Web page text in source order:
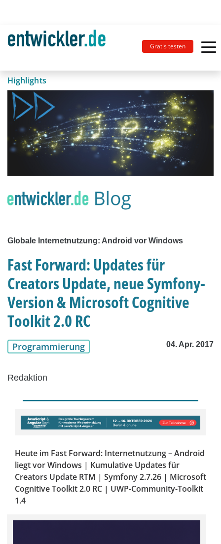
Gratis testen
Highlights
Globale Internetnutzung: Android vor Windows
Fast Forward: Updates für
Creators Update, neue Symfony-
Version & Microsoft Cognitive
Toolkit 2.0 RC
Programmierung 04. Apr. 2017
Redaktion
Heute im Fast Forward: Internetnutzung – Android
liegt vor Windows | Kumulative Updates für
Creators Update RTM | Symfony 2.7.26 | Microsoft
Cognitive Toolkit 2.0 RC | UWP-Community-Toolkit
1.4